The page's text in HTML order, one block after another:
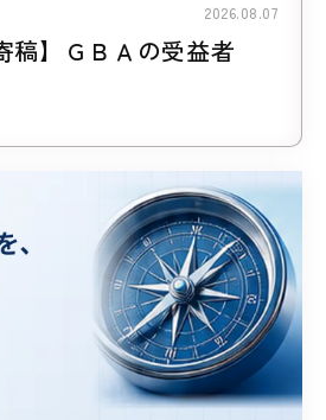
2026.08.07
稿】ＧＢＡの受益者